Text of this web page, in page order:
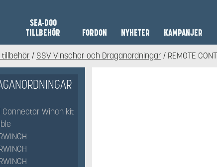
SEA-DOO
TILLBEHÖR
FORDON NYHETER KAMPANJER
tillbehör / SSV Vinschar och Draganordningar / REMOTE
Connector Winch kit